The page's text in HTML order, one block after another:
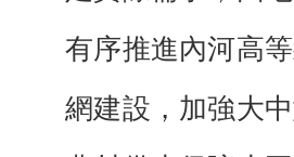
有序推進內河高
網建設，加強大